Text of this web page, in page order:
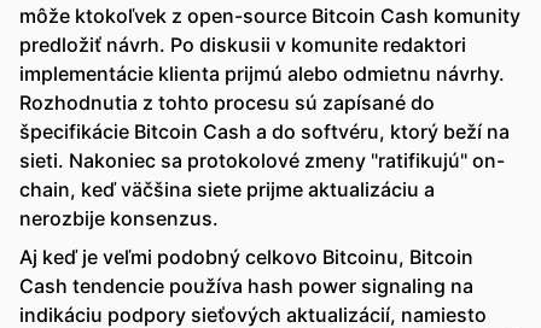
môže ktokoľvek z open-source Bitcoin Cash komunity
predložiť návrh. Po diskusii v komunite redaktori
implementácie klienta prijmú alebo odmietnu návrhy.
Rozhodnutia z tohto procesu sú zapísané do
špecifikácie Bitcoin Cash a do softvéru, ktorý beží na
sieti. Nakoniec sa protokolové zmeny "ratifikujú" on-
chain, keď väčšina siete prijme aktualizáciu a
nerozbije konsenzus.
Aj keď je veľmi podobný celkovo Bitcoinu, Bitcoin
Cash tendencie používa hash power signaling na
indikáciu podpory sieťových aktualizácií, namiesto